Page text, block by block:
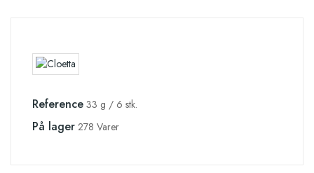
Reference 33 g / 6 stk.
På lager 278 Varer